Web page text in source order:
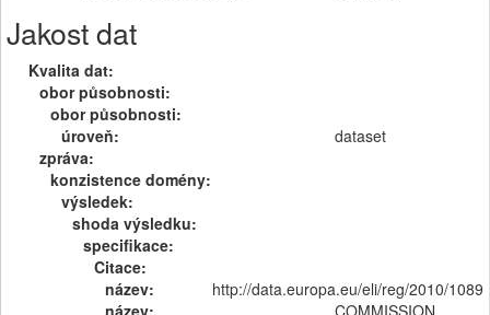
Jakost dat
Kvalita dat:
obor působnosti:
obor působnosti:
úroveň:
dataset
zpráva:
konzistence domény:
výsledek:
shoda výsledku:
specifikace:
Citace:
název:
http://data.europa.eu/eli/reg/2010/1089
název:
COMMISSION